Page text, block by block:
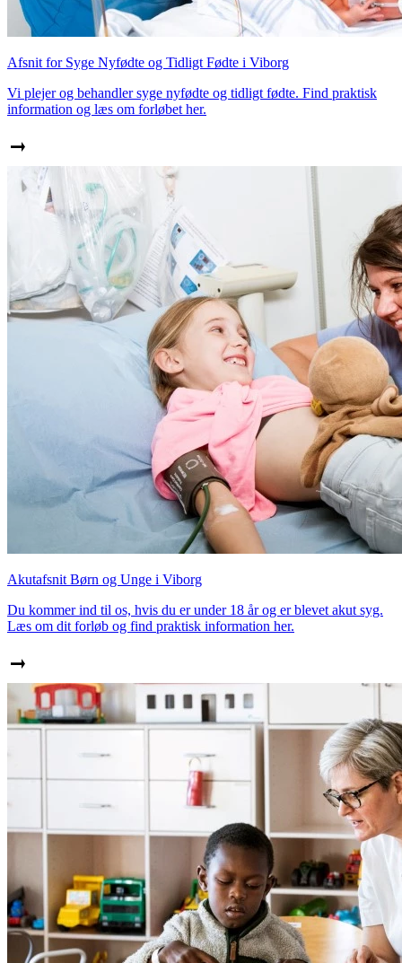
Afsnit for Syge Nyfødte og Tidligt Fødte i Viborg
Vi plejer og behandler syge nyfødte og tidligt fødte. Find praktisk
information og læs om forløbet her.
Akutafsnit Børn og Unge i Viborg
Du kommer ind til os, hvis du er under 18 år og er blevet akut syg.
Læs om dit forløb og find praktisk information her.